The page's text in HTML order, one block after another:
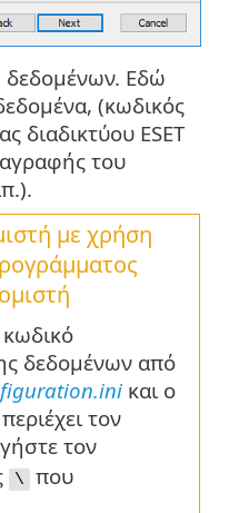
δεδομένων. Εδώ
(κωδικός
διαδικτύου ESET
του
με χρήση
δεδομένων από
και ο
τον
τον
\
που